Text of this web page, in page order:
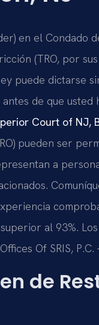
en el Condado
(TRO, por
puede dictarse
de que
Court of NJ,
pueden ser
a
al 93%.
Of SRIS,
de